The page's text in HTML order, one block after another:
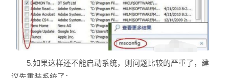
5.如果这样还不能启动系统，则问题比较的严重了，建